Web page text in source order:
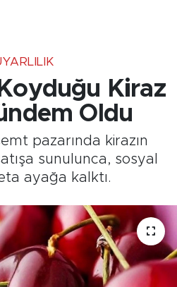
Kiraz
Oldu
pazarında kirazın
sunulunca, sosyal
ayağa kalktı.